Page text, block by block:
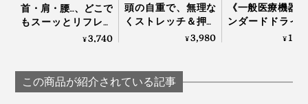
首・肩・腰…、どこで
もスーッとリフレッ
シュする「バイタラ
¥3,740
頭の自重で、無理な
くストレッチ＆押圧
できる「コリほぐ
¥3,980
《一般医療機器
ンダードドライ
半袖トップス》
¥
この商品が紹介されている記事